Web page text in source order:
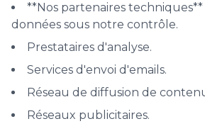
**Nos partenaires
données sous notre contrôle.
Prestataires d'analyse.
Services d'envoi d'emails.
Réseau de diffusion de
Réseaux publicitaires.